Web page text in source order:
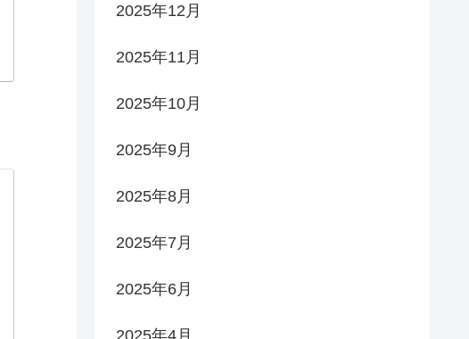
2025年12月
2025年11月
2025年10月
2025年9月
2025年8月
2025年7月
2025年6月
2025年4月